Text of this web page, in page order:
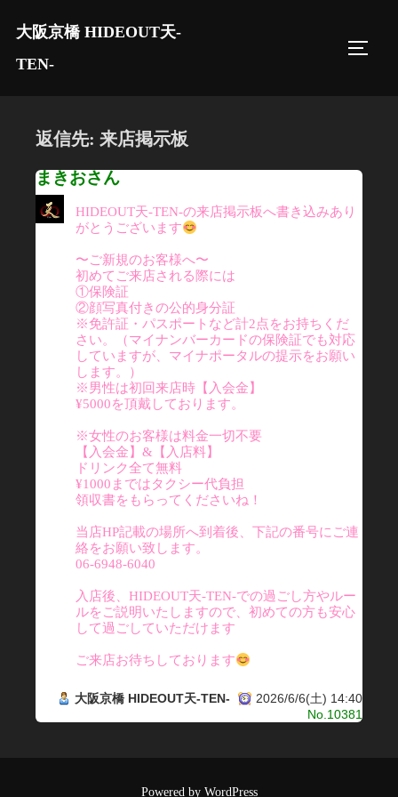
大阪京橋 HIDEOUT天-
TEN-
返信先: 来店掲示板
まきおさん
HIDEOUT天-TEN-の来店掲示板へ書き込みあり
がとうございます
〜ご新規のお客様へ〜
初めてご来店される際には
①保険証
②顔写真付きの公的身分証
※免許証・パスポートなど計2点をお持ちくだ
さい。（マイナンバーカードの保険証でも対応
していますが、マイナポータルの提示をお願い
します。）
※男性は初回来店時【入会金】
¥5000を頂戴しております。
※女性のお客様は料金一切不要
【入会金】&【入店料】
ドリンク全て無料
¥1000まではタクシー代負担
領収書をもらってくださいね！
当店HP記載の場所へ到着後、下記の番号にご連
絡をお願い致します。
06-6948-6040
入店後、HIDEOUT天-TEN-での過ごし方やルー
ルをご説明いたしますので、初めての方も安心
して過ごしていただけます
ご来店お待ちしております
大阪京橋 HIDEOUT天-TEN-
2026/6/6(土) 14:40
No.10381
Powered by WordPress